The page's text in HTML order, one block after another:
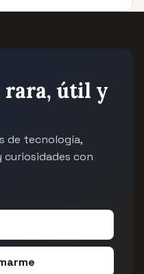
rara, útil y
de tecnología,
curiosidades con